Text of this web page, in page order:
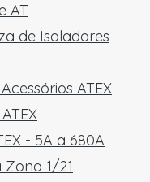
AT
de Isoladores
ATEX
- 5A a 680A
1/21